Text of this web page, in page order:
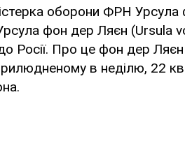
оборони ФРН
фон дер Ляєн (Ursula
Росії. Про це фон дер
в неділю, 22